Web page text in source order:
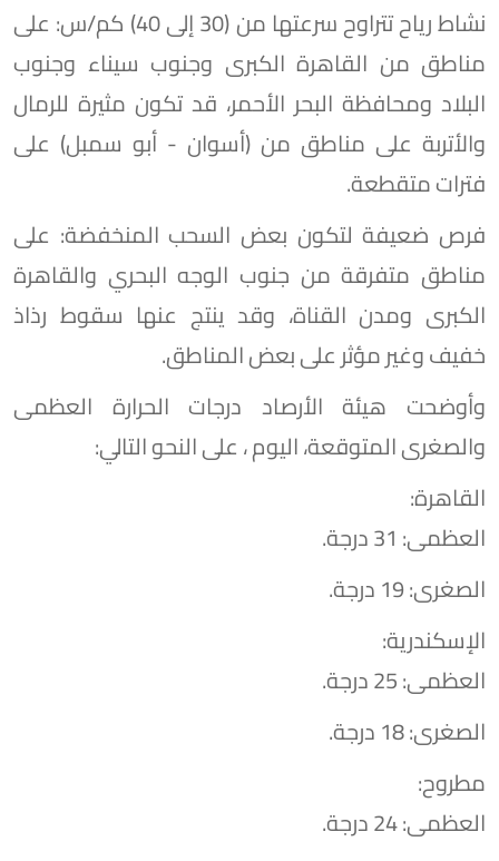
​نشاط رياح تتراوح سرعتها من (30 إلى 40) كم/س: على
مناطق من القاهرة الكبرى وجنوب سيناء وجنوب
البلاد ومحافظة البحر الأحمر، قد تكون مثيرة للرمال
والأتربة على مناطق من (أسوان - أبو سمبل) على
فترات متقطعة.
​فرص ضعيفة لتكون بعض السحب المنخفضة: على
مناطق متفرقة من جنوب الوجه البحري والقاهرة
الكبرى ومدن القناة، وقد ينتج عنها سقوط رذاذ
خفيف وغير مؤثر على بعض المناطق.
وأوضحت هيئة الأرصاد درجات الحرارة العظمى
والصغرى المتوقعة، اليوم ، على النحو التالي:
​القاهرة:
العظمى: 31 درجة.
​الصغرى: 19 درجة.
​الإسكندرية:
العظمى: 25 درجة.
​الصغرى: 18 درجة.
​مطروح:
العظمى: 24 درجة.